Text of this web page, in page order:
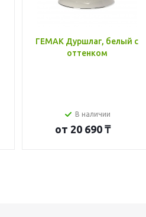
ГЕМАК Дуршлаг, белый с
оттенком
В наличии
от 20 690 ₸